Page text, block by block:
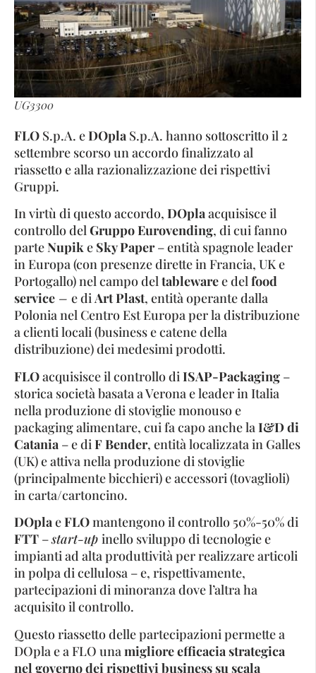
UG3300
FLO S.p.A. eDOpla S.p.A. hanno sottoscritto il 2
settembre scorso un accordo finalizzato al
riassetto e alla razionalizzazione dei rispettivi
Gruppi.
In virtù di questo accordo, DOplaacquisisce il
controllo delGruppo Eurovending, di cui fanno
parteNupike Sky Paper– entità spagnole leader
in Europa (con presenze dirette in Francia, UK e
Portogallo) nel campo deltablewaree delfood
service – e diArt Plast, entità operante dalla
Polonia nel Centro Est Europa per la distribuzione
a clienti locali (business e catene della
distribuzione) dei medesimi prodotti.
FLOacquisisce il controllo diISAP-Packaging –
storica società basata a Verona e leader in Italia
nella produzione di stoviglie monouso e
packaging alimentare, cui fa capo anche laI&D di
Catania – e diF Bender, entità localizzata in Galles
(UK) e attiva nella produzione di stoviglie
(principalmente bicchieri) e accessori (tovaglioli)
in carta/cartoncino.
DOplaeFLOmantengono il controllo 50%-50% di
FTT –start-up inello sviluppo di tecnologie e
impianti ad alta produttività per realizzare articoli
in polpa di cellulosa – e, rispettivamente,
partecipazioni di minoranza dove l’altra ha
acquisito il controllo.
Questo riassetto delle partecipazioni permette a
DOpla e a FLO una migliore efficacia strategica
nel governo dei rispettivi business su scala